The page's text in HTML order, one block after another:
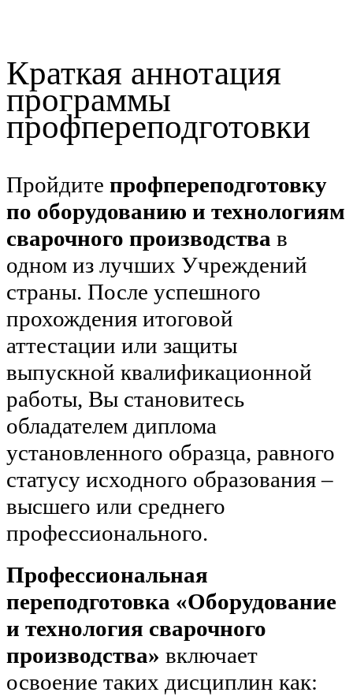
Краткая аннотация
программы
профпереподготовки
Пройдите профпереподготовку
по оборудованию и технологиям
сварочного производства в
одном из лучших Учреждений
страны. После успешного
прохождения итоговой
аттестации или защиты
выпускной квалификационной
работы, Вы становитесь
обладателем диплома
установленного образца, равного
статусу исходного образования –
высшего или среднего
профессионального.
Профессиональная
переподготовка «Оборудование
и технология сварочного
производства» включает
освоение таких дисциплин как: